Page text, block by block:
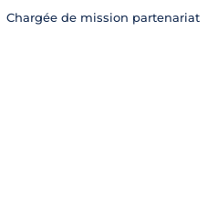
Chargée de mission partenariat